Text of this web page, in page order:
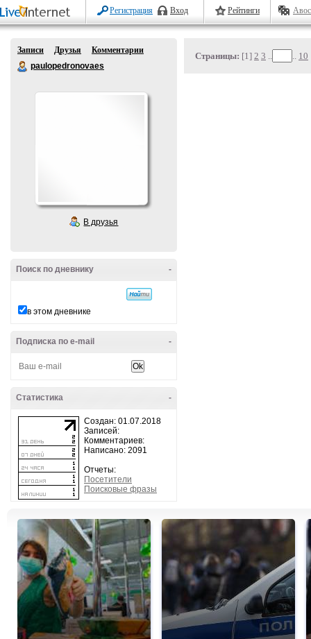
Регистрация Вход Рейтинги
Записи Друзья
Комментарии
paulopedronovaes
В друзья
-
Поиск по дневнику
в этом дневнике
-
Подписка по e-mail
-
Статистика
Создан: 01.07.2018
Записей:
Комментариев:
Написано: 2091
Отчеты:
Посетители
Поисковые фразы
Страницы: [1] 2 3 .. .. 10